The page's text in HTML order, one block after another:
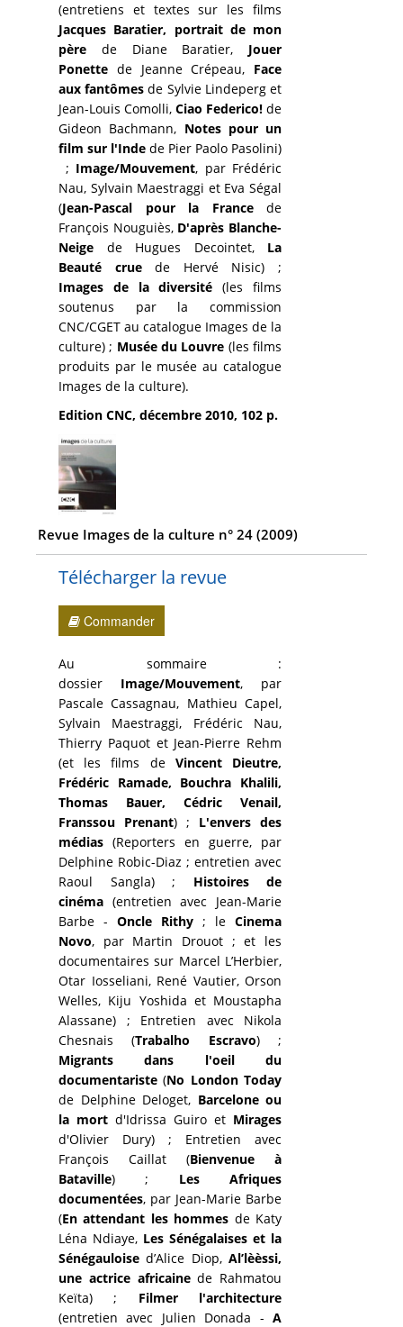
(entretiens et textes sur les films
Jacques Baratier, portrait de mon
père de Diane Baratier, Jouer
Ponette de Jeanne Crépeau, Face
aux fantômes de Sylvie Lindeperg et
Jean-Louis Comolli,Ciao Federico! de
Gideon Bachmann, Notes pour un
film sur l'Inde de Pier Paolo Pasolini)
; Image/Mouvement, par Frédéric
Nau, Sylvain Maestraggi et Eva Ségal
(Jean-Pascal pour la Francede
François Nouguiès, D'après Blanche-
Neige de Hugues Decointet, La
Beauté cruede Hervé Nisic) ;
Images de la diversité (les films
soutenus par la commission
CNC/CGET au catalogue Images de la
culture) ; Musée du Louvre (les films
produits par le musée au catalogue
Images de la culture).
Edition CNC, décembre 2010, 102 p.
Revue Images de la culture n° 24 (2009)
Télécharger la revue
Commander
Au sommaire :
dossier Image/Mouvement, par
Pascale Cassagnau, Mathieu Capel,
Sylvain Maestraggi, Frédéric Nau,
Thierry Paquot et Jean-Pierre Rehm
(et les films de Vincent Dieutre,
Frédéric Ramade, Bouchra Khalili,
Thomas Bauer, Cédric Venail,
Franssou Prenant) ; L'envers des
médias(Reporters en guerre, par
Delphine Robic-Diaz ; entretien avec
Raoul Sangla) ; Histoires de
cinéma (entretien avec Jean-Marie
Barbe -Oncle Rithy ; leCinema
Novo, par Martin Drouot ; et les
documentaires sur Marcel L’Herbier,
Otar Iosseliani, René Vautier, Orson
Welles, Kiju Yoshida et Moustapha
Alassane) ; Entretien avec Nikola
Chesnais (Trabalho Escravo) ;
Migrants dans l'oeil du
documentariste (No London Today
de Delphine Deloget, Barcelone ou
la mort d'Idrissa Guiro et Mirages
d'Olivier Dury) ; Entretien avec
François Caillat (Bienvenue à
Bataville) ; Les Afriques
documentées, par Jean-Marie Barbe
(En attendant les hommes de Katy
Léna Ndiaye, Les Sénégalaises et la
Sénégauloise d’Alice Diop,Al’lèèssi,
une actrice africainede Rahmatou
Keïta) ; Filmer l'architecture
(entretien avec Julien Donada -A